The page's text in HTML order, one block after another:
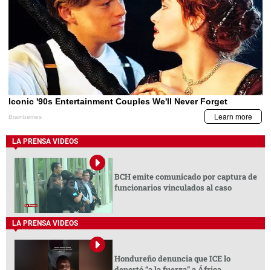
LA PRENSA VIDEOS
BCH emite comunicado por captura de
funcionarios vinculados al caso
LA PRENSA VIDEOS
Hondureño denuncia que ICE lo